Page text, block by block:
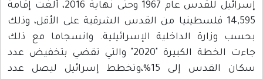
إسرائيل للقدس عام 1967 وحتى نهاية 2016، ألغت إقامة
14,595 فلسطينيا من القدس الشرقية على الأقل، وذلك
بحسب وزارة الداخلية الإسرائيلية. وانسجاما مع ذلك
جاءت الخطة الكبيرة "2020" والتي تقضي بتخفيض عدد
سكان القدس إلى 15%،وتخطط إسرائيل ليصل عدد